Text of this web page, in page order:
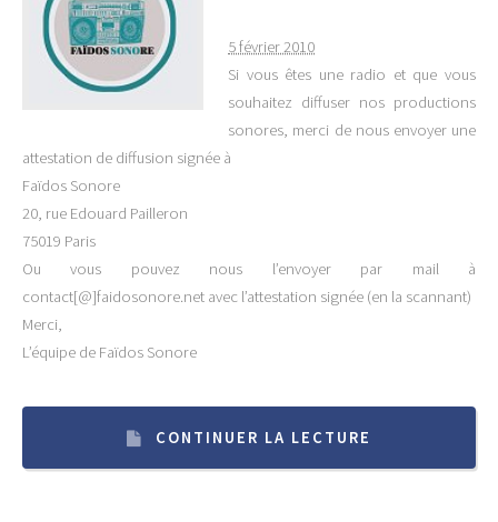
5 février 2010
Si vous êtes une radio et que vous
souhaitez diffuser nos productions
sonores, merci de nous envoyer une
attestation de diffusion signée à
Faïdos Sonore
20, rue Edouard Pailleron
75019 Paris
Ou vous pouvez nous l’envoyer par mail à
contact[@]faidosonore.net avec l’attestation signée (en la scannant)
Merci,
L’équipe de Faïdos Sonore
CONTINUER LA LECTURE